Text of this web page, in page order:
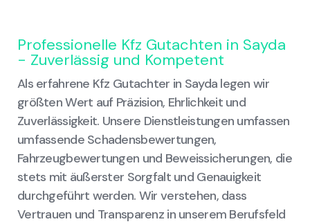
Professionelle Kfz Gutachten in Sayda
- Zuverlässig und Kompetent
Als erfahrene Kfz Gutachter in Sayda legen wir
größten Wert auf Präzision, Ehrlichkeit und
Zuverlässigkeit. Unsere Dienstleistungen umfassen
umfassende Schadensbewertungen,
Fahrzeugbewertungen und Beweissicherungen, die
stets mit äußerster Sorgfalt und Genauigkeit
durchgeführt werden. Wir verstehen, dass
Vertrauen und Transparenz in unserem Berufsfeld